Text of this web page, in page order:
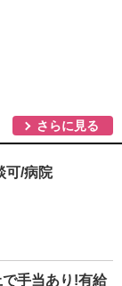
さらに見る
可/病院
手当あり!有給